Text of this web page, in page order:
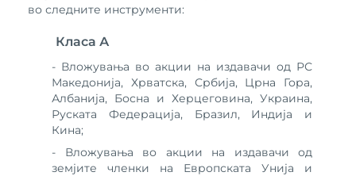
во следните инструменти:
Класа А
- Вложувања во акции на издавачи од РС
Македонија, Хрватска, Србија, Црна Гора,
Албанија, Босна и Херцеговина, Украина,
Руската Федерација, Бразил, Индија и
Кина;
- Вложувања во акции на издавачи од
земјите членки на Европската Унија и